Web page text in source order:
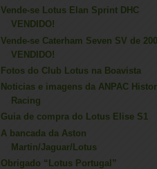
Vende-se Lotus Elan Sprint DHC
VENDIDO!
Vende-se Caterham Seven SV de
VENDIDO!
Fotos do Club Lotus na Boavista
Noticias e imagens da ANPAC
Racing
Guia de compra do Lotus Elise S1
A bancada da Aston
Martin/Jaguar/Lotus
Obrigado “Lotus Portugal”